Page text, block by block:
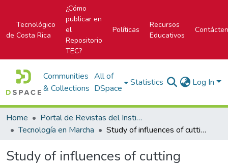
Tecnológico
de Costa Rica
¿Cómo
publicar en
el
Repositorio
TEC?
Políticas
Recursos
Educativos
Communities
& Collections
All of
DSpace
Statistics Log In
Home
Portal de Revistas del Instituto Tecnológico de Costa Rica
Tecnología en Marcha
Study of influences of cutting variables on superficial integrity and deflections in milling of AISI 1010 steel
Study of influences of cutting